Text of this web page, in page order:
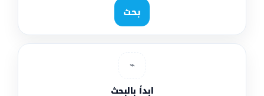
بحث
⌁
ابدأ بالبحث